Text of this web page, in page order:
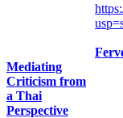
Mediating
Criticism from
a Thai
Perspective